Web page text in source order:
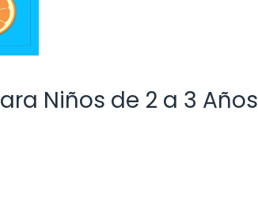
Niños de 2 a 3 Años